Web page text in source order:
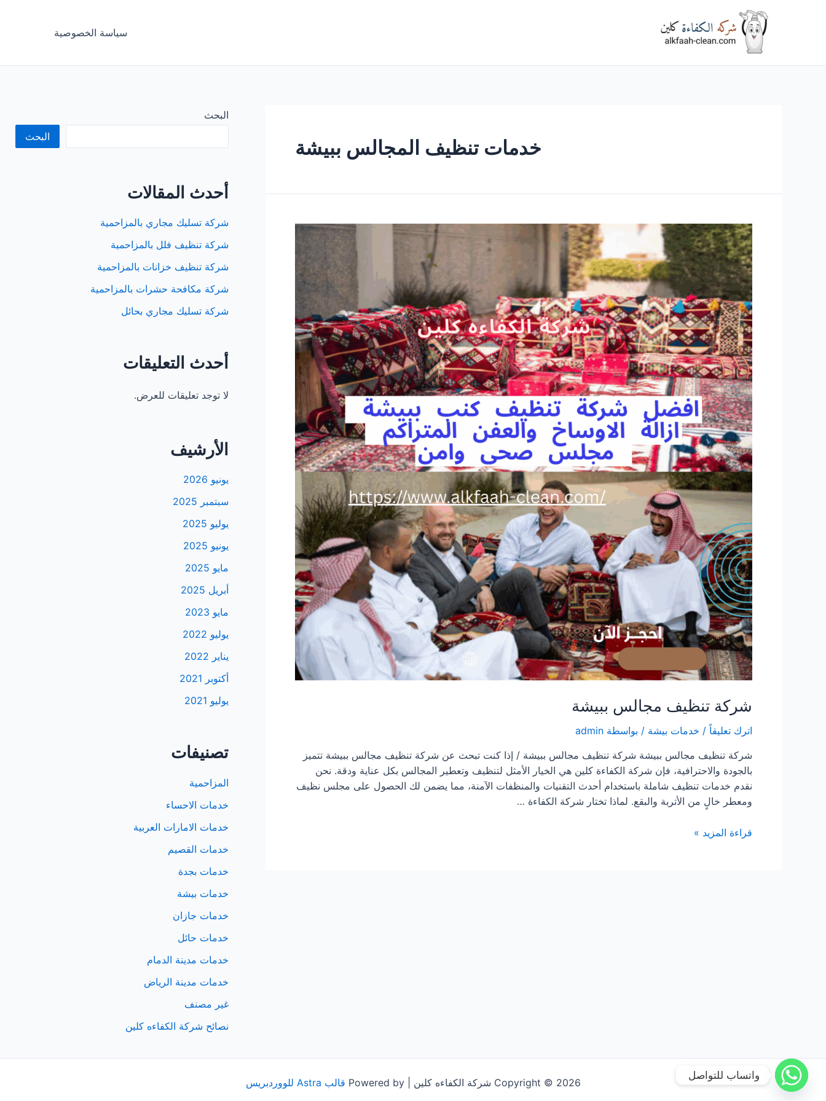
سياسة الخصوصية
خدمات تنظيف المجالس ببيشة
شركة تنظيف مجالس ببيشة
اترك تعليقاً / خدمات بيشة / بواسطة admin
شركة تنظيف مجالس ببيشة شركة تنظيف مجالس ببيشة / إذا كنت تبحث عن شركة تنظيف مجالس ببيشة تتميز
بالجودة والاحترافية، فإن شركة الكفاءة كلين هي الخيار الأمثل لتنظيف وتعطير المجالس بكل عناية ودقة. نحن
نقدم خدمات تنظيف شاملة باستخدام أحدث التقنيات والمنظفات الآمنة، مما يضمن لك الحصول على مجلس نظيف
ومعطر خالٍ من الأتربة والبقع. لماذا تختار شركة الكفاءة …
شركة
قراءة المزيد »
البحث
البحث
أحدث المقالات
شركة تسليك مجاري بالمزاحمية
شركة تنظيف فلل بالمزاحمية
شركة تنظيف خزانات بالمزاحمية
شركة مكافحة حشرات بالمزاحمية
شركة تسليك مجاري بحائل
أحدث التعليقات
لا توجد تعليقات للعرض.
الأرشيف
يونيو 2026
سبتمبر 2025
يوليو 2025
يونيو 2025
مايو 2025
أبريل 2025
مايو 2023
يوليو 2022
يناير 2022
أكتوبر 2021
يوليو 2021
تصنيفات
المزاحمية
خدمات الاحساء
خدمات الامارات العربية
خدمات القصيم
خدمات بجدة
خدمات بيشة
خدمات جازان
خدمات حائل
خدمات مدينة الدمام
خدمات مدينة الرياض
غير مصنف
نصائح شركة الكفاءه كلين
Copyright © 2026 شركة الكفاءه كلين | Powered by قالب Astra للووردبريس
واتساب للتواصل